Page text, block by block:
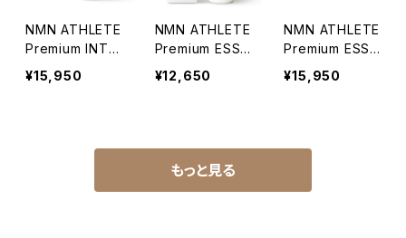
NMN ATHLETE
Premium INTO
RODUCTRY OI
L 50mL＜導入
¥15,950
NMN ATHLETE
Premium ESSE
NCE-LOTION 1
00mL＜美容化
¥12,650
NMN ATHLETE
Premium ESSE
NCE 60mL（6
袋入り／1袋2mL
¥15,950
もっと見る